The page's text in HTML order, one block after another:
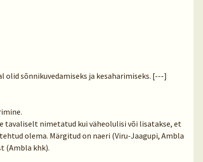
olid sõnnikuvedamiseks ja kesaharimiseks. [---]
tavaliselt nimetatud kui väheolulisi või lisatakse, et
olema. Märgitud on naeri (Viru-Jaagupi, Ambla
(Ambla khk).